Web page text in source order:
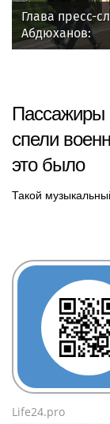
Глава пресс-
Абдюханов:
Пассажиры
спели
это было
Такой
Life24.pro